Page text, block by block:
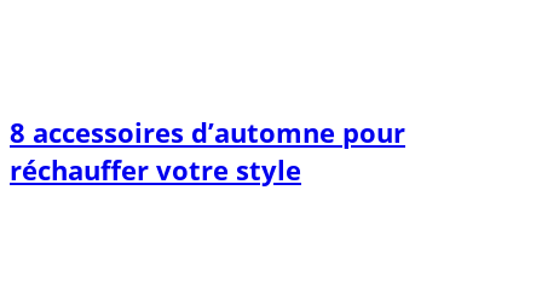
8 accessoires d’automne pour
réchauffer votre style